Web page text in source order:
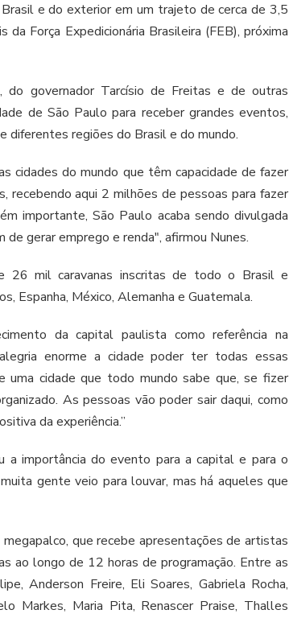
e do exterior em um trajeto de cerca de 3,5
Força Expedicionária Brasileira (FEB), próxima
do governador Tarcísio de Freitas e de outras
de São Paulo para receber grandes eventos,
diferentes regiões do Brasil e do mundo.
cidades do mundo que têm capacidade de fazer
recebendo aqui 2 milhões de pessoas para fazer
importante, São Paulo acaba sendo divulgada
gerar emprego e renda", afirmou Nunes.
26 mil caravanas inscritas de todo o Brasil e
Espanha, México, Alemanha e Guatemala.
da capital paulista como referência na
enorme a cidade poder ter todas essas
uma cidade que todo mundo sabe que, se fizer
As pessoas vão poder sair daqui, como
da experiência.”
a importância do evento para a capital e para o
gente veio para louvar, mas há aqueles que
que recebe apresentações de artistas
ao longo de 12 horas de programação. Entre as
Anderson Freire, Eli Soares, Gabriela Rocha,
Markes, Maria Pita, Renascer Praise, Thalles